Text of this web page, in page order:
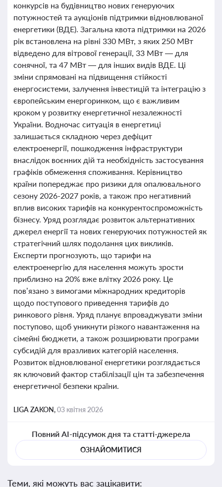
конкурсів на будівництво нових генеруючих
потужностей та аукціонів підтримки відновлюваної
енергетики (ВДЕ). Загальна квота підтримки на 2026
рік встановлена на рівні 330 МВт, з яких 250 МВт
відведено для вітрової генерації, 33 МВт — для
сонячної, та 47 МВт — для інших видів ВДЕ. Ці
зміни спрямовані на підвищення стійкості
енергосистеми, залучення інвестицій та інтеграцію з
європейським енергоринком, що є важливим
кроком у розвитку енергетичної незалежності
України. Водночас ситуація в енергетиці
залишається складною через дефіцит
електроенергії, пошкодження інфраструктури
внаслідок воєнних дій та необхідність застосування
графіків обмеження споживання. Керівництво
країни попереджає про ризики для опалювального
сезону 2026-2027 років, а також про негативний
вплив високих тарифів на конкурентоспроможність
бізнесу. Уряд розглядає розвиток альтернативних
джерел енергії та нових генеруючих потужностей як
стратегічний шлях подолання цих викликів.
Експерти прогнозують, що тарифи на
електроенергію для населення можуть зрости
приблизно на 20% вже влітку 2026 року. Це
пов’язано з вимогами міжнародних кредиторів
щодо поступового приведення тарифів до
ринкового рівня. Уряд планує впроваджувати зміни
поступово, щоб уникнути різкого навантаження на
сімейні бюджети, а також розширювати програми
субсидій для вразливих категорій населення.
Розвиток відновлюваної енергетики розглядається
як ключовий фактор стабілізації цін та забезпечення
енергетичної безпеки країни.
LIGA ZAKON,03 квітня 2026
Повний AI-підсумок дня та статті-джерела
ОЗНАЙОМИТИСЯ
Теми, які можуть вас зацікавити: